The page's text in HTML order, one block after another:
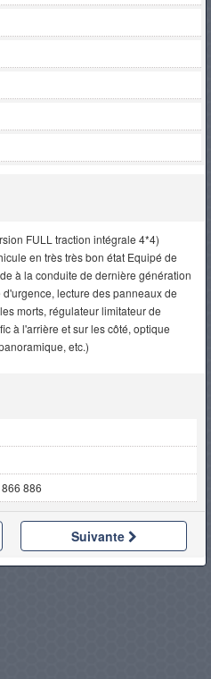
FULL traction intégrale 4*4)
en très très bon état Equipé de
à la conduite de dernière génération
lecture des panneaux de
morts, régulateur limitateur de
à l'arrière et sur les côté, optique
etc.)
886
Suivante